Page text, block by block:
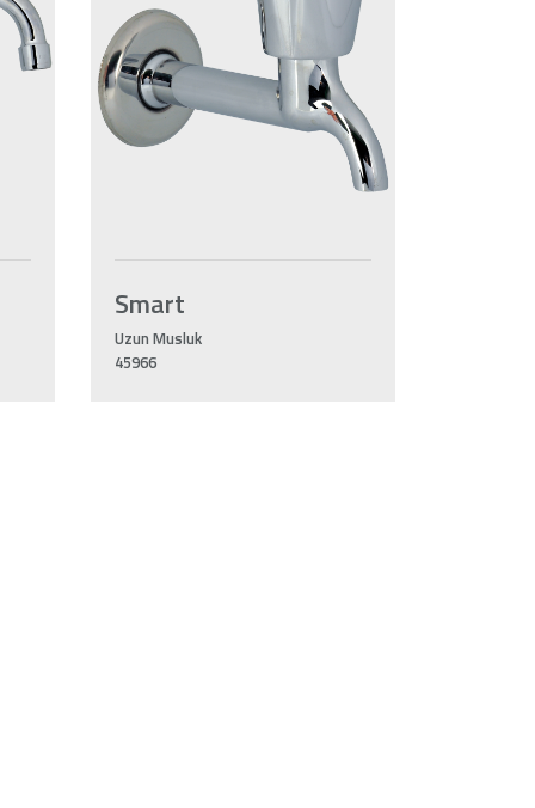
Smart
Uzun Musluk
45966